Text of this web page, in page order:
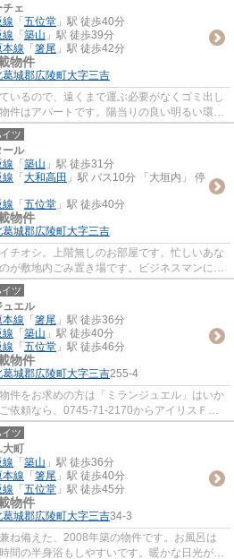
チェ
線 「 五位堂 」駅 徒歩40分
線 「 築山 」駅 徒歩39分
線 「 箸尾 」駅 徒歩42分
物件
葛城郡広陵町大字三吉
いるので、遠くまで運ぶ必要がなくゴミ出し
件はアパートです。陽当りの良い明るい環境
います。でき...
ツ
ール
線 「 築山 」駅 徒歩31分
線 「 大和高田 」駅 バス10分 「大垣内」 停
線 「 五位堂 」駅 徒歩40分
物件
葛城郡広陵町大字三吉
チオシ。上階無しのお部屋です。忙しいあな
が敷地内ごみ置き場です。ビジネスマンには
物件です。北...
ツ
ュエル
線 「 箸尾 」駅 徒歩36分
線 「 築山 」駅 徒歩40分
線 「 五位堂 」駅 徒歩46分
物件
葛城郡広陵町大字三吉255-4
件をお求めの方は「ミランジュエル」はいか
依頼なら、0745-71-2170からアイリスＦＡ
葛城郡広陵町の...
ツ
大町
線 「 築山 」駅 徒歩36分
線 「 箸尾 」駅 徒歩40分
線 「 五位堂 」駅 徒歩45分
物件
葛城郡広陵町大字三吉34-3
ね備えた、2008年築の物件です。お風呂は
間の半身浴もしやすいです。暖かな日光が差